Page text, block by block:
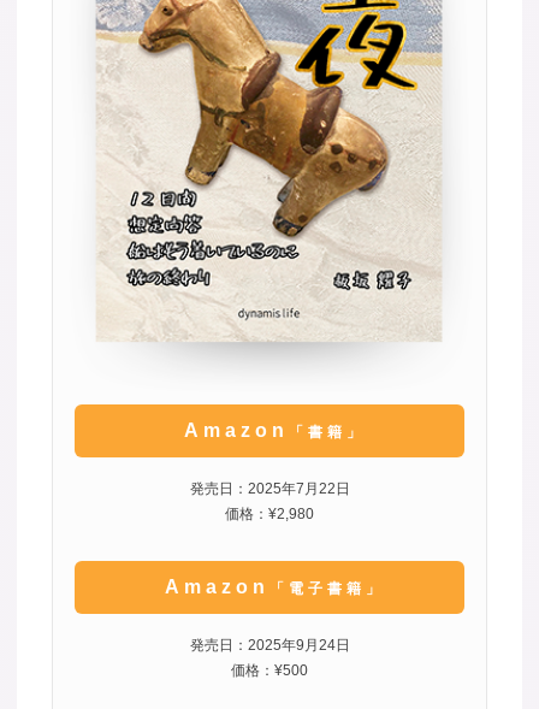
Amazon 「書籍」
発売日：2025年7月22日
価格：¥2,980
Amazon 「電子書籍」
発売日：2025年9月24日
価格：¥500